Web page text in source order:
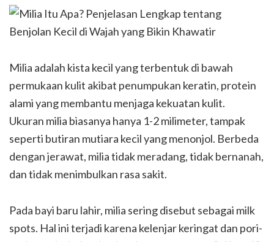
Milia adalah kista kecil yang terbentuk di bawah
permukaan kulit akibat penumpukan keratin, protein
alami yang membantu menjaga kekuatan kulit.
Ukuran milia biasanya hanya 1-2 milimeter, tampak
seperti butiran mutiara kecil yang menonjol. Berbeda
dengan jerawat, milia tidak meradang, tidak bernanah,
dan tidak menimbulkan rasa sakit.
Pada bayi baru lahir, milia sering disebut sebagai milk
spots. Hal ini terjadi karena kelenjar keringat dan pori-